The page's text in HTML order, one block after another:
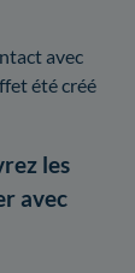
avec
été créé
les
avec